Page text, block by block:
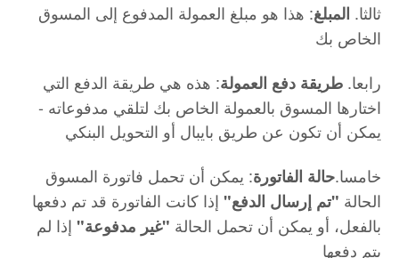
ثالثا. المبلغ: هذا هو مبلغ العمولة المدفوع إلى المسوق
الخاص بك
رابعا. طريقة دفع العمولة: هذه هي طريقة الدفع التي
اختارها المسوق بالعمولة الخاص بك لتلقي مدفوعاته -
يمكن أن تكون عن طريق بايبال أو التحويل البنكي
خامسا.حالة الفاتورة: يمكن أن تحمل فاتورة المسوق
الحالة "تم إرسال الدفع" إذا كانت الفاتورة قد تم دفعها
بالفعل، أو يمكن أن تحمل الحالة "غير مدفوعة" إذا لم
يتم دفعها